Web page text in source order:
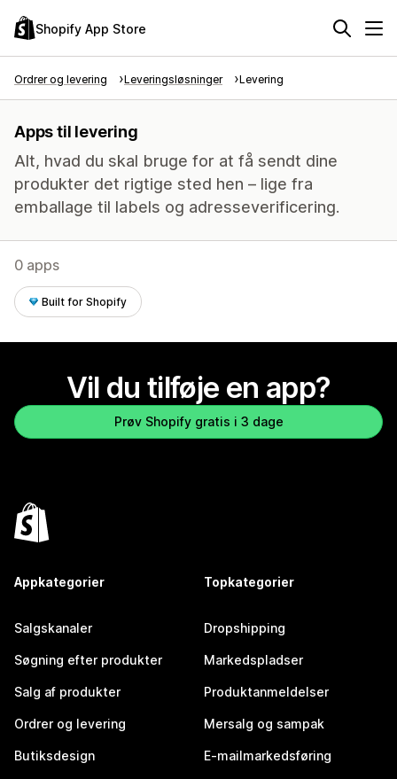
Shopify App Store
Ordrer og levering Leveringsløsninger Levering
Apps til levering
Alt, hvad du skal bruge for at få sendt dine
produkter det rigtige sted hen – lige fra
emballage til labels og adresseverificering.
0 apps
Built for Shopify
Vil du tilføje en app?
Prøv Shopify gratis i 3 dage
Appkategorier
Salgskanaler
Søgning efter produkter
Salg af produkter
Ordrer og levering
Butiksdesign
Topkategorier
Dropshipping
Markedspladser
Produktanmeldelser
Mersalg og sampak
E-mailmarkedsføring